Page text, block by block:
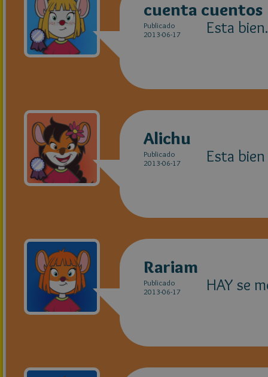
cuenta cuentos
Publicado
2013-06-17
Esta bien.
Alichu
Publicado
2013-06-17
Esta bien
Rariam
Publicado
2013-06-17
HAY se